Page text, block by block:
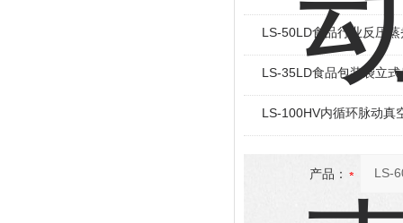
LS-50LD食品行业反压
LS-35LD食品包装袋立
LS-100HV内循环脉动真
产品：